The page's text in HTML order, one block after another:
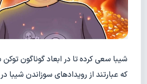
شیبا سعی کرده تا در ابعاد گوناگون
که عبارتند از رویدادهای سوزاندن شیبا